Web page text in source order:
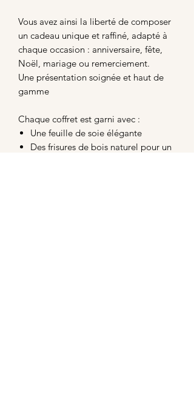
Vous avez ainsi la liberté de composer
un cadeau unique et raffiné, adapté à
chaque occasion : anniversaire, fête,
Noël, mariage ou remerciement.
Une présentation soignée et haut de
gamme
Chaque coffret est garni avec :
Une feuille de soie élégante
Des frisures de bois naturel pour un